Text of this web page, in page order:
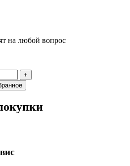
на любой вопрос
+